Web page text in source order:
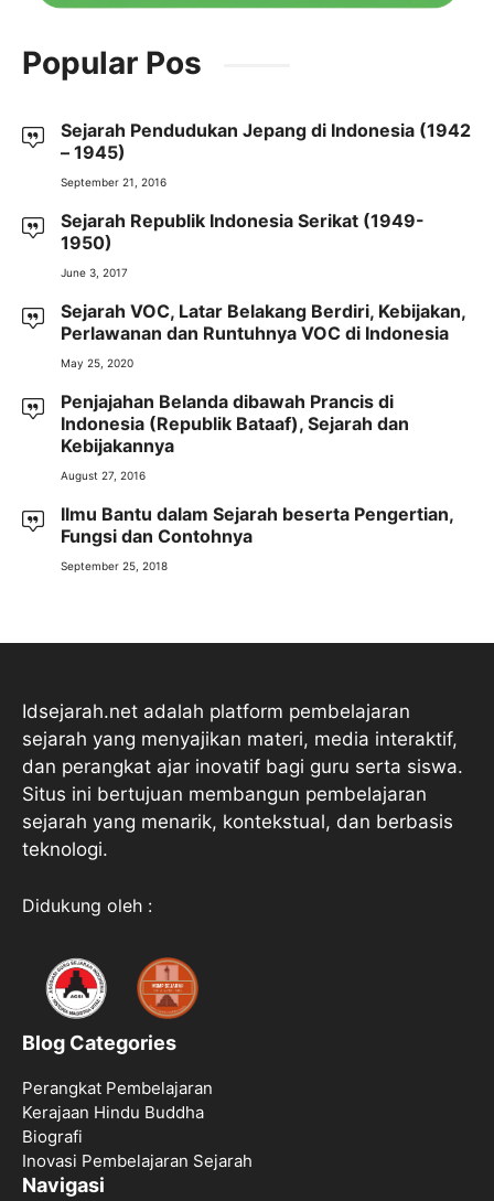
Popular Pos
Sejarah Pendudukan Jepang di Indonesia (1942
– 1945)
September 21, 2016
Sejarah Republik Indonesia Serikat (1949-
1950)
June 3, 2017
Sejarah VOC, Latar Belakang Berdiri, Kebijakan,
Perlawanan dan Runtuhnya VOC di Indonesia
May 25, 2020
Penjajahan Belanda dibawah Prancis di
Indonesia (Republik Bataaf), Sejarah dan
Kebijakannya
August 27, 2016
Ilmu Bantu dalam Sejarah beserta Pengertian,
Fungsi dan Contohnya
September 25, 2018
Idsejarah.net adalah platform pembelajaran
sejarah yang menyajikan materi, media interaktif,
dan perangkat ajar inovatif bagi guru serta siswa.
Situs ini bertujuan membangun pembelajaran
sejarah yang menarik, kontekstual, dan berbasis
teknologi.
Didukung oleh :
Blog Categories
Perangkat Pembelajaran
Kerajaan Hindu Buddha
Biografi
Inovasi Pembelajaran Sejarah
Navigasi